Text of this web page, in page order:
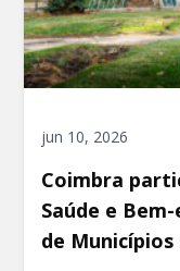
jun 10, 2026
Coimbra
Saúde e
de Municípios